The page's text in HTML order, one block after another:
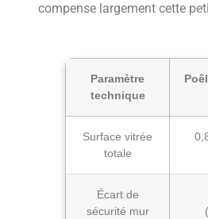
compense largement cette
Paramètre
technique
Surface vitrée
totale
Écart de
sécurité mur